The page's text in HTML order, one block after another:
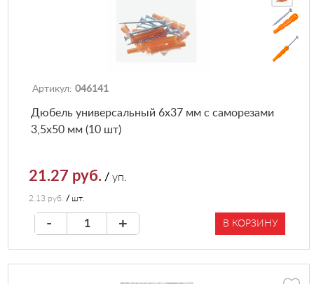
Артикул: 046141
Дюбель универсальный 6х37 мм с саморезами
3,5х50 мм (10 шт)
21.27 руб. /уп.
2.13 руб. / шт.
- + В КОРЗИНУ